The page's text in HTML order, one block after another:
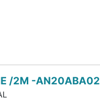
/2M -AN20ABA02